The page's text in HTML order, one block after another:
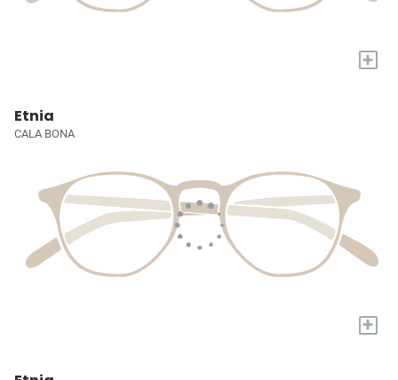
+
Etnia
CALA BONA
+